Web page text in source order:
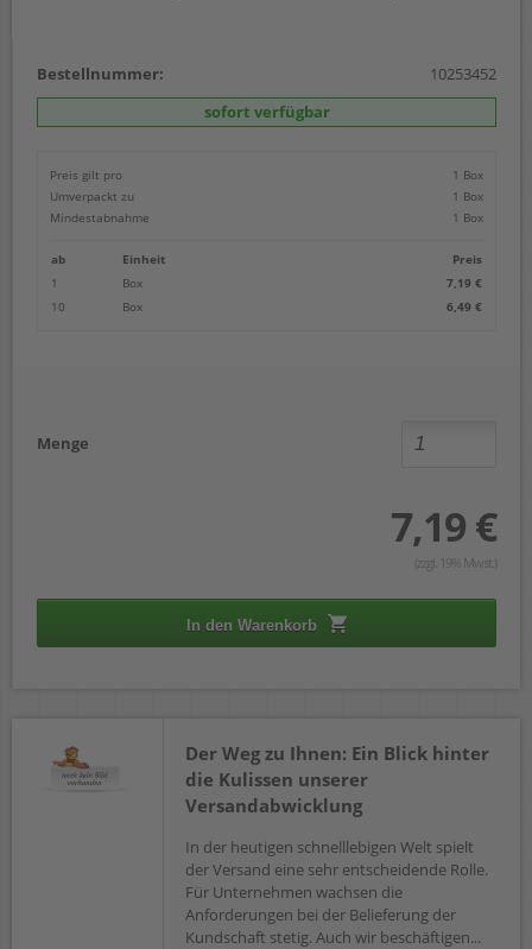
Bestellnummer:
10253452
sofort verfügbar
Preis gilt pro
1 Box
Umverpackt zu
1 Box
Mindestabnahme
1 Box
ab Einheit
Preis
1
Box
7,19 €
10
Box 6,49 €
Menge
7,19 €
(zzgl. 19% Mwst.)
In den Warenkorb
Der Weg zu Ihnen: Ein Blick hinter
die Kulissen unserer
Versandabwicklung
In der heutigen schnelllebigen Welt spielt
der Versand eine sehr entscheidende Rolle.
Für Unternehmen wachsen die
Anforderungen bei der Belieferung der
Kundschaft stetig. Auch wir beschäftigen...